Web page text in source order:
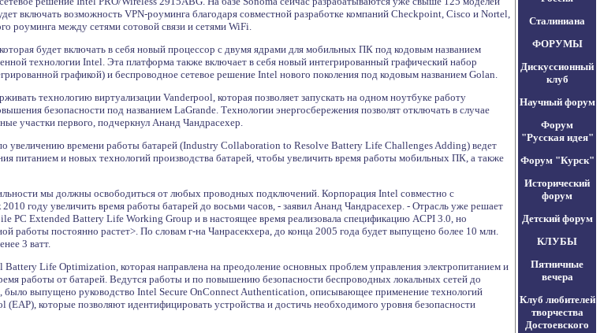
включать возможность VPN-роуминга благодаря совместной разработке компаний Checkpoint, Cisco и Nortel,
роуминга между сетями сотовой связи и сетями WiFi.
будет включать в себя новый процессор с двумя ядрами для мобильных ПК под кодовым названием
технологии Intel. Эта платформа также включает в себя новый интегрированный графический набор
графикой) и беспроводное сетевое решение Intel нового поколения под кодовым названием Golan.
технологию виртуализации Vanderpool, которая позволяет запускать на одном ноутбуке работу
безопасности под названием LaGrande. Технологии энергосбережения позволят отключать в случае
участки первого, подчеркнул Ананд Чандрасехер.
увеличению времени работы батарей (Industry Collaboration to Resolve Battery Life Challenges Adding) ведет
питанием и новых технологий производства батарей, чтобы увеличить время работы мобильных ПК, а также
мы должны освободиться от любых проводных подключений. Корпорация Intel совместно с
году увеличить время работы батарей до восьми часов, - заявил Ананд Чандрасехер. - Отрасль уже решает
PC Extended Battery Life Working Group и в настоящее время реализовала спецификацию ACPI 3.0, но
работы постоянно растет>. По словам г-на Чанрасекхера, до конца 2005 года будет выпущено более 10 млн.
3 ватт.
Life Optimization, которая направлена на преодоление основных проблем управления электропитанием и
работы от батарей. Ведутся работы и по повышению безопасности беспроводных локальных сетей до
было выпущено руководство Intel Secure OnConnect Authentication, описывающее применение технологий
которые позволяют идентифицировать устройства и достичь необходимого уровня безопасности
Сталиниана
ФОРУМЫ
Дискуссионный
клуб
Научный форум
Форум
"Русская идея"
Форум "Курск"
Исторический
форум
Детский форум
КЛУБЫ
Пятничные
вечера
Клуб любителей
творчества
Достоевского